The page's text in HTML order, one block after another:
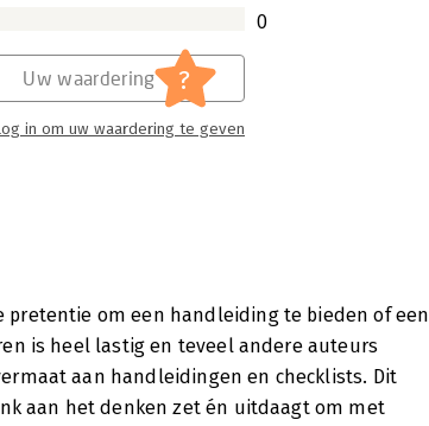
0
Uw waardering ?
in om uw waardering te geven
pretentie om een handleiding te bieden of een
is heel lastig en teveel andere auteurs
aan handleidingen en checklists. Dit
aan het denken zet én uitdaagt om met